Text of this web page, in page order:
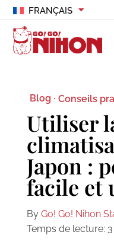
FRANÇAIS
Blog · Conseils
Utiliser
Japon :
facile et
By Go! Go! Nihon
Temps de lecture: 3